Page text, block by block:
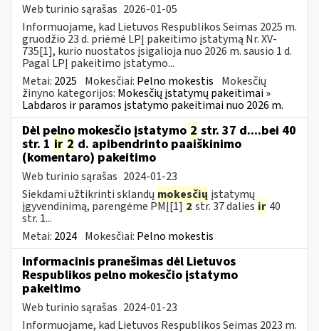
Web turinio sąrašas 2026-01-05
Informuojame, kad Lietuvos Respublikos Seimas 2025 m.
gruodžio 23 d. priėmė LPĮ pakeitimo įstatymą Nr. XV-
735[1], kurio nuostatos įsigalioja nuo 2026 m. sausio 1 d.
Pagal LPĮ pakeitimo įstatymo...
Metai: 2025 Mokesčiai: Pelno mokestis Mokesčių
žinyno kategorijos: Mokesčių įstatymų pakeitimai »
Labdaros ir paramos įstatymo pakeitimai nuo 2026 m.
Dėl pelno mokesčio įstatymo 2 str. 37 d....bei 40
str. 1 ir 2 d. apibendrinto paaiškinimo
(komentaro) pakeitimo
Web turinio sąrašas 2024-01-23
Siekdami užtikrinti sklandų mokesčių įstatymų
įgyvendinimą, parengėme PMĮ[1]2str. 37 dalies ir 40
str. 1...
Metai: 2024 Mokesčiai: Pelno mokestis
Informacinis pranešimas dėl Lietuvos
Respublikos pelno mokesčio įstatymo
pakeitimo
Web turinio sąrašas 2024-01-23
Informuojame, kad Lietuvos Respublikos Seimas 2023 m.